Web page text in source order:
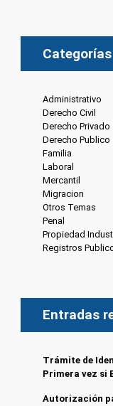
Categorías
Administrativo
Derecho Civil
Derecho Privado
Derecho Publico
Familia
Laboral
Mercantil
Migracion
Otros Temas
Penal
Propiedad
Registros
Entradas
Trámite de
Primera vez si
Autorización